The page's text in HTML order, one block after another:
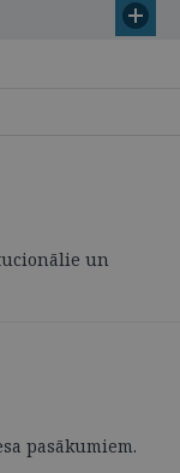
un
pasākumiem.